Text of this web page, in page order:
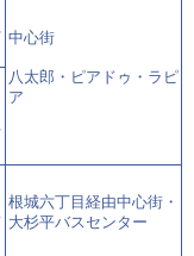
中心街
八太郎・ピアドゥ・ラピ
ア
根城六丁目経由中心街・
大杉平バスセンター